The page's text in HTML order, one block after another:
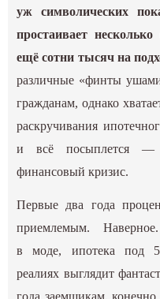
уж символических
простаивает
ещё сотни тысяч на
различные «финты
гражданам, однако
раскручивания
и всё посыплется —
финансовый кризис.
Первые два года
приемлемым.
в моде, ипотека под
реалиях выглядит